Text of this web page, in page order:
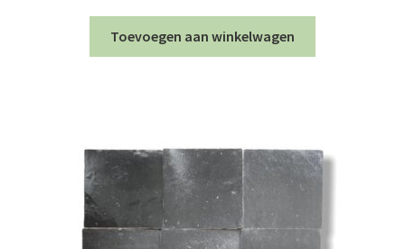
Toevoegen aan winkelwagen